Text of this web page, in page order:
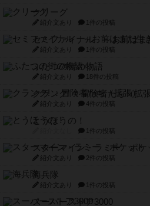
クリーグ
紹介文あり 1件の投稿
セミファイナル ～お前はま
紹介文あり 1件の投稿
ふたつの街の物語
紹介文あり 18件の投稿
クランク! ：冒険者たち（拡張
紹介文あり 4件の投稿
とうほうの！
1件の投稿
スターマイン・ラミー ポケ
紹介文あり 2件の投稿
海兵隊
紹介文あり 1件の投稿
スーパーストア3000